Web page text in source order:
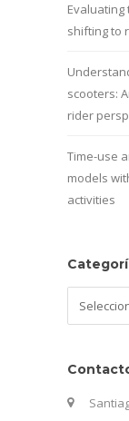
shifting to
scooters:
rider
Time-use
models
activities